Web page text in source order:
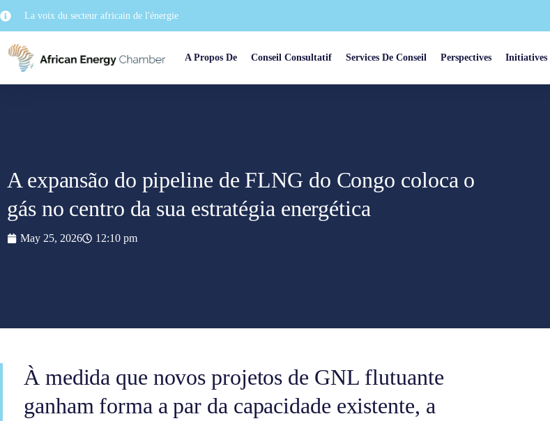
La voix du secteur africain de l'énergie
A Propos De Conseil Consultatif Services De Conseil Perspectives Initiatives
A expansão do pipeline de FLNG do Congo coloca o
gás no centro da sua estratégia energética
May 25, 2026 12:10 pm
À medida que novos projetos de GNL flutuante
ganham forma a par da capacidade existente, a